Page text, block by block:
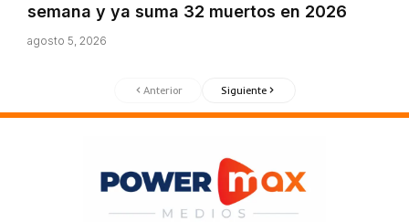
semana y ya suma 32 muertos en 2026
agosto 5, 2026
Anterior Siguiente